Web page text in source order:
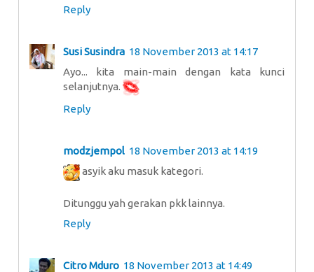
Reply
Susi Susindra 18 November 2013 at 14:17
Ayo... kita main-main dengan kata kunci
selanjutnya.
Reply
modzjempol 18 November 2013 at 14:19
asyik aku masuk kategori.
Ditunggu yah gerakan pkk lainnya.
Reply
Citro Mduro 18 November 2013 at 14:49